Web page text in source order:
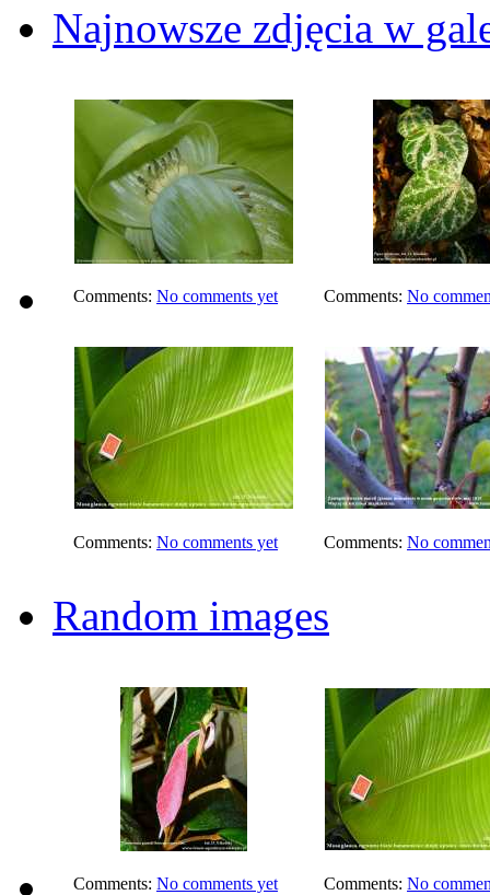
Najnowsze zdjęcia w
Comments: No comments yet Comments: No
Comments: No comments yet Comments: No
Random images
Comments: No comments yet Comments: No